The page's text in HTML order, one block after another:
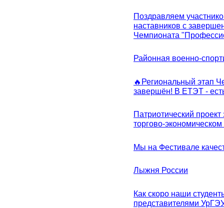
Поздравляем
наставников с
Чемпионата
Районная военно-
🔥Региональный этап
завершён! В ЕТЭТ -
Патриотический
торгово-
Мы на Фестивале
Лыжня России
Как скоро наши
представителями